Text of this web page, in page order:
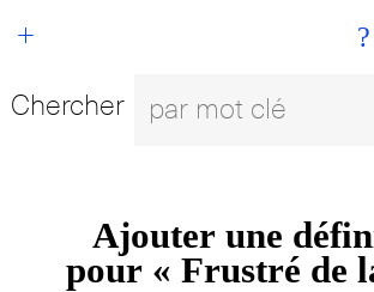
+ ?
Chercher
Ajouter une
pour « Frustré de